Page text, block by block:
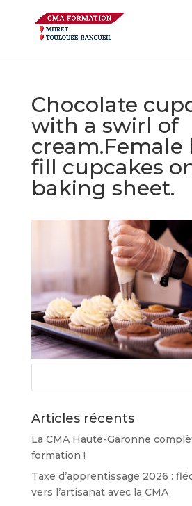
Chocolate
with a swirl of
cream.Female
fill cupcakes
baking sheet.
Articles récents
La CMA Haute-Garonne
formation !
Taxe d’apprentissage 2026 :
vers l’artisanat avec la CMA